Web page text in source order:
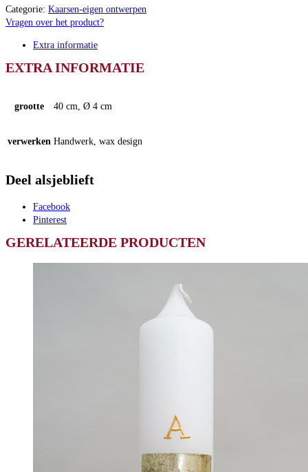
Categorie: Kaarsen-eigen ontwerpen
Vragen over het product?
Extra informatie
EXTRA INFORMATIE
grootte 40 cm, Ø 4 cm
verwerken Handwerk, wax design
Deel alsjeblieft
Facebook
Pinterest
GERELATEERDE PRODUCTEN